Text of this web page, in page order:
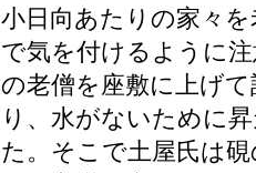
小日向あたりの家々
で気を付けるように
の老僧を座敷に上げ
り、水がないために
た。そこで土屋氏は